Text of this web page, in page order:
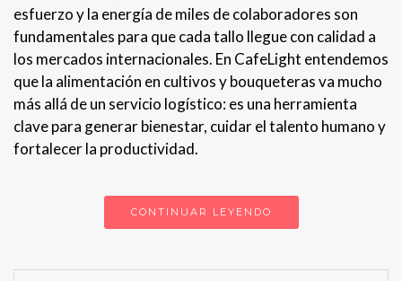
esfuerzo y la energía de miles de colaboradores son
fundamentales para que cada tallo llegue con calidad a
los mercados internacionales. En CafeLight entendemos
que la alimentación en cultivos y bouqueteras va mucho
más allá de un servicio logístico: es una herramienta
clave para generar bienestar, cuidar el talento humano y
fortalecer la productividad.
CONTINUAR LEYENDO